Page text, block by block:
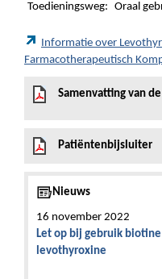
Toedieningsweg: Oraal
Informatie over
Farmacotherapeutisch
Samenvatting van
Patiëntenbijsluiter
Nieuws
16 november 2022
Let op bij gebruik
levothyroxine